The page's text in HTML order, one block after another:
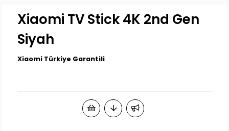
Xiaomi TV Stick 4K 2nd Gen
Siyah
Xiaomi Türkiye Garantili